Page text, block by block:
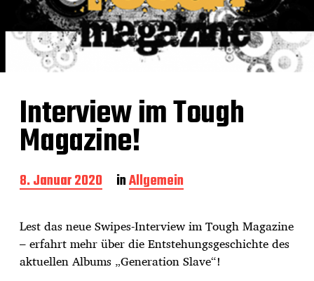
Interview im Tough
Magazine!
B
e
t
r
a
g
8. Januar 2020 inAllgemein
Lest das neue Swipes-Interview im Tough Magazine
– erfahrt mehr über die Entstehungsgeschichte des
aktuellen Albums „Generation Slave“!